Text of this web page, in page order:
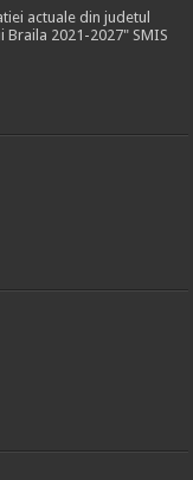
actuale din judetul
2021-2027" SMIS